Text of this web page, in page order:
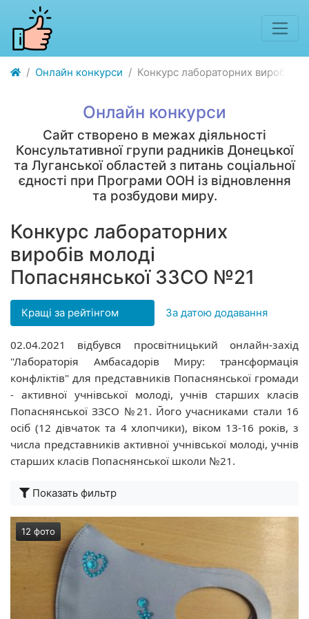
Онлайн конкурси Конкурс лабораторних виробів
Онлайн конкурси
Сайт створено в межах діяльності
Консультативної групи радників Донецької
та Луганської областей з питань соціальної
єдності при Програми ООН із відновлення
та розбудови миру.
Конкурс лабораторних
виробів молоді
Попаснянської ЗЗСО №21
Кращі за рейтінгом За датою додавання
02.04.2021 відбувся просвітницький онлайн-захід
"Лабораторія Амбасадорів Миру: трансформація
конфліктів" для представників Попаснянської громади
- активної учнівської молоді, учнів старших класів
Попаснянської ЗЗСО №21. Його учасниками стали 16
осіб (12 дівчаток та 4 хлопчики), віком 13-16 років, з
числа представників активної учнівської молоді, учнів
старших класів Попаснянської школи №21.
Показать фильтр
12 фото